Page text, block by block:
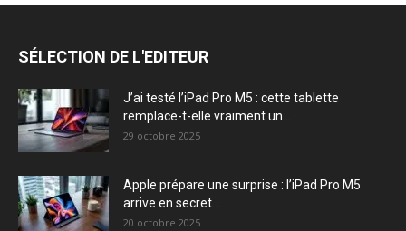
SÉLECTION DE L'EDITEUR
J’ai testé l’iPad Pro M5 : cette tablette
remplace-t-elle vraiment un...
29 octobre 2025
Apple prépare une surprise : l’iPad Pro M5
arrive en secret...
20 octobre 2025